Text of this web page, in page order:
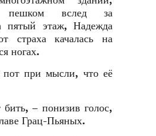
пешком вслед за
пятый этаж, Надежда
страха качалась на
ногах.
пот при мысли, что её
– понизив голос,
Грац-Пьяных.